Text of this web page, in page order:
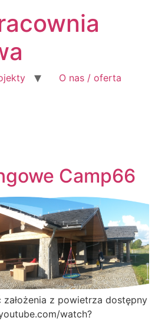
O nas / oferta
Camp66
założenia z powietrza dostępny
watch?